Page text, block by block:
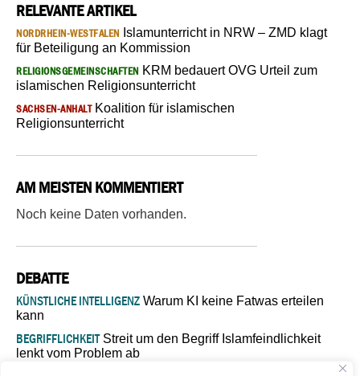
RELEVANTE ARTIKEL
NORDRHEIN-WESTFALEN Islamunterricht in NRW – ZMD klagt
für Beteiligung an Kommission
RELIGIONSGEMEINSCHAFTEN KRM bedauert OVG Urteil zum
islamischen Religionsunterricht
SACHSEN-ANHALTKoalition für islamischen
Religionsunterricht
AM MEISTEN KOMMENTIERT
Noch keine Daten vorhanden.
DEBATTE
KÜNSTLICHE INTELLIGENZ Warum KI keine Fatwas erteilen
kann
BEGRIFFLICHKEITStreit um den Begriff Islamfeindlichkeit
lenkt vom Problem ab